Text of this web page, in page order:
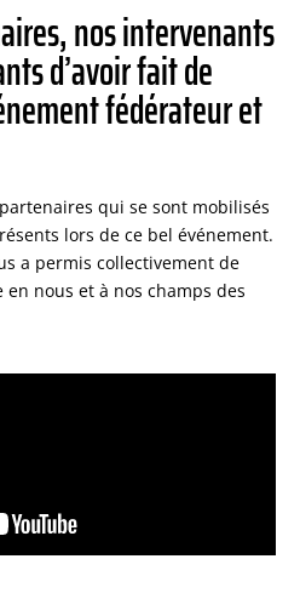
nos intervenants
d’avoir fait de
fédérateur et
qui se sont mobilisés
lors de ce bel événement.
a permis collectivement de
nous et à nos champs des